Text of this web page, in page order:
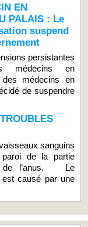
EN
PALAIS : Le
suspend
persistantes
médecins en
des médecins en
de suspendre
sanguins
de la partie
de l’anus. Le
causé par une